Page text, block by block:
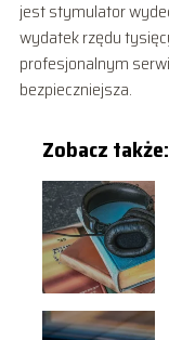
jest stymulator
wydatek rzędu
profesjonalnym
bezpieczniejsza.
Zobacz także: